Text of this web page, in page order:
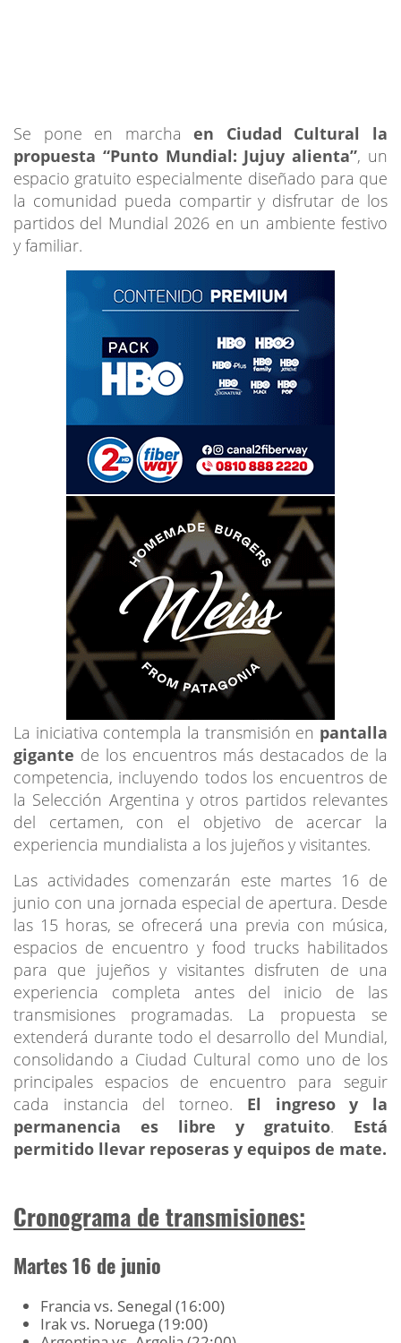
Se pone en marchaen Ciudad Cultural la
propuesta “Punto Mundial: Jujuy alienta”, un
espacio gratuito especialmente diseñado para que
la comunidad pueda compartir y disfrutar de los
partidos del Mundial 2026 en un ambiente festivo
y familiar.
La iniciativa contempla la transmisión en pantalla
gigante de los encuentros más destacados de la
competencia, incluyendo todos los encuentros de
la Selección Argentina y otros partidos relevantes
del certamen, con el objetivo de acercar la
experiencia mundialista a los jujeños y visitantes.
Las actividades comenzarán este martes 16 de
junio con una jornada especial de apertura. Desde
las 15 horas, se ofrecerá una previa con música,
espacios de encuentro y food trucks habilitados
para que jujeños y visitantes disfruten de una
experiencia completa antes del inicio de las
transmisiones programadas. La propuesta se
extenderá durante todo el desarrollo del Mundial,
consolidando a Ciudad Cultural como uno de los
principales espacios de encuentro para seguir
cada instancia del torneo. El ingreso y la
permanencia es libre y gratuito. Está
permitido llevar reposeras y equipos de mate.
Cronograma de transmisiones:
Martes 16 de junio
Francia vs. Senegal (16:00)
Irak vs. Noruega (19:00)